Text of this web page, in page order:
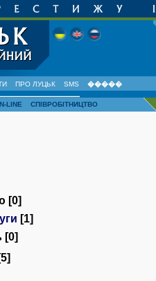
ПРО ЛУЦЬК SMS �����
LINE СПІВРОБІТНИЦТВО
[0]
[1]
[0]
[5]